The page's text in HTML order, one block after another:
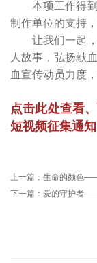
本项工作得到
制作单位的支持
让我们一起，
人故事，弘扬献
血宣传动员力度
点击此处查看
短视频征集通
上一篇： 生命的颜色
下一篇： 爱的守护者